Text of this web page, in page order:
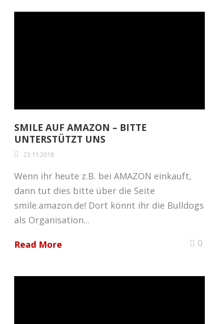
SMILE AUF AMAZON – BITTE
UNTERSTÜTZT UNS
23.11.2018
Wenn ihr heute z.B. bei AMAZON einkauft,
dann tut dies bitte über die Seite
smile.amazon.de! Dort könnt ihr die Bulldogs
als Organisation...
Read More 0